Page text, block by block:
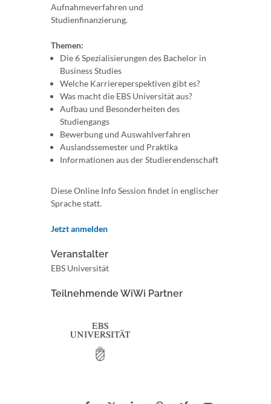
Aufnahmeverfahren und
Studienfinanzierung.
Themen:
Die 6 Spezialisierungen des Bachelor in
Business Studies
Welche Karriereperspektiven gibt es?
Was macht die EBS Universität aus?
Aufbau und Besonderheiten des
Studiengangs
Bewerbung und Auswahlverfahren
Auslandssemester und Praktika
Informationen aus der Studierendenschaft
Diese Online Info Session findet in englischer
Sprache statt.
Jetzt anmelden
Veranstalter
EBS Universität
Teilnehmende WiWi Partner